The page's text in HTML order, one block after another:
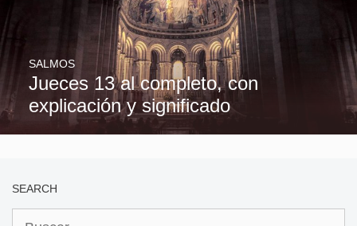
Jueces 13 al completo, con
explicación y significado
SALMOS
SEARCH